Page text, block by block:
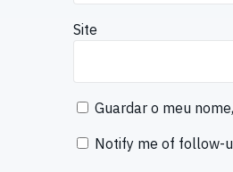
Site
Guardar o meu
Notify me of follow-